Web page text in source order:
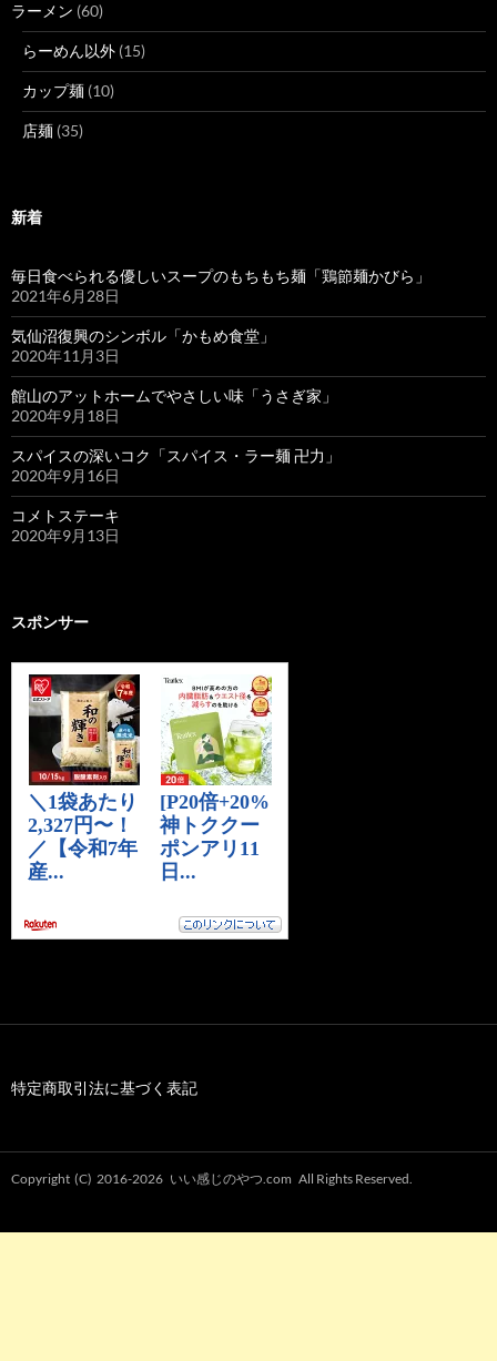
ラーメン (60)
らーめん以外 (15)
カップ麺 (10)
店麺 (35)
新着
毎日食べられる優しいスープのもちもち麺「鶏節麺かびら」
2021年6月28日
気仙沼復興のシンボル「かもめ食堂」
2020年11月3日
館山のアットホームでやさしい味「うさぎ家」
2020年9月18日
スパイスの深いコク「スパイス・ラー麺 卍力」
2020年9月16日
コメトステーキ
2020年9月13日
スポンサー
特定商取引法に基づく表記
Copyright (C) 2016-2026 いい感じのやつ.com All Rights Reserved.